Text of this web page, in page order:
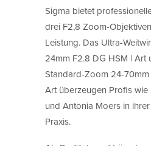
Sigma bietet
drei F2,8 Zoom-
Leistung. Das Ultra-
24mm F2.8 DG HSM | Art
Standard-Zoom 24-70mm
Art überzeugen Profis
und Antonia Moers in
Praxis.